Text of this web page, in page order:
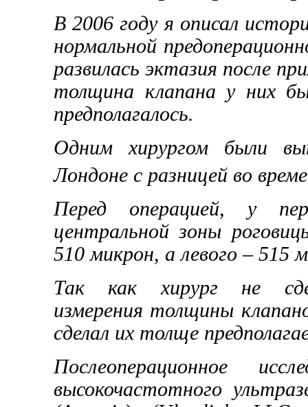
В 2006 году я описал
нормальной
развилась эктазия после
толщина клапана у них
предполагалось.
Одним хирургом были
Лондоне с разницей во
Перед операцией, у
центральной зоны
510 микрон, а левого – 515
Так как хирург не
измерения толщины
сделал их толще
Послеоперационное
высокочастотного